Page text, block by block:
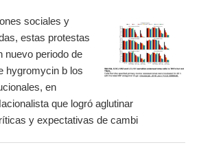
sociales y
estas protestas
nuevo periodo de
hygromycin b los
en
que logró aglutinar
y expectativas de cambi